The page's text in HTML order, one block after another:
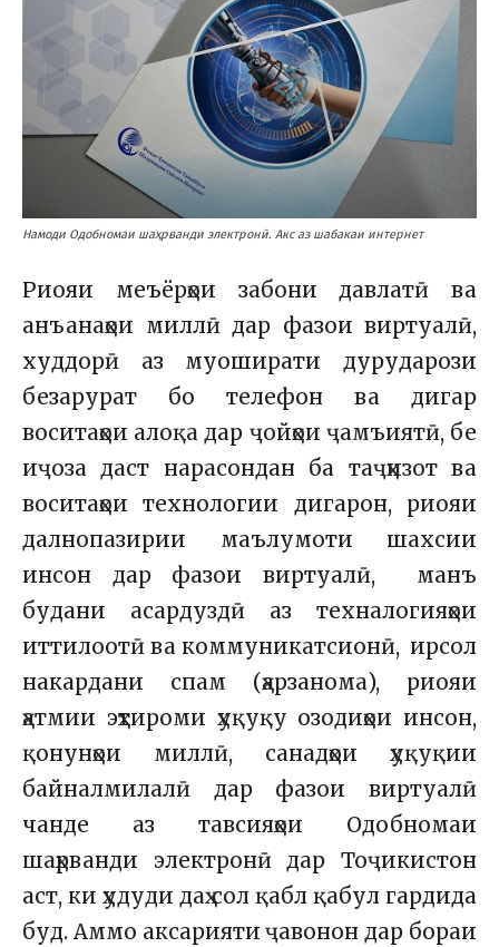
Намоди Одобномаи шаҳрванди электронӣ. Акс аз шабакаи интернет
Риояи меъёрҳои забони давлатӣ ва
анъанаҳои миллӣ дар фазои виртуалӣ,
худдорӣ аз муоширати дурударози
безарурат бо телефон ва дигар
воситаҳои алоқа дар ҷойҳои ҷамъиятӣ, бе
иҷоза даст нарасондан ба таҷҳизот ва
воситаҳои технологии дигарон, риояи
далнопазирии маълумоти шахсии
инсон дар фазои виртуалӣ, манъ
будани асардуздӣ аз техналогияҳои
иттилоотӣ ва коммуникатсионӣ, ирсол
накардани спам (ҳарзанома), риояи
ҳатмии эҳтироми ҳуқуқу озодиҳои инсон,
қонунҳои миллӣ, санадҳои ҳуқуқии
байналмилалӣ дар фазои виртуалӣ
чанде аз тавсияҳои Одобномаи
шаҳрванди электронӣ дар Тоҷикистон
аст, ки ҳудуди даҳ сол қабл қабул гардида
буд. Аммо аксарияти ҷавонон дар бораи